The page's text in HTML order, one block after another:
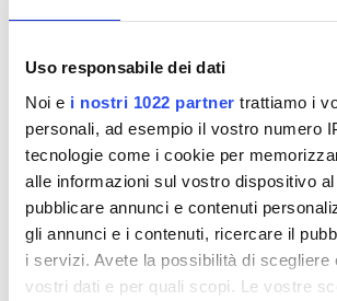
Uso responsabile dei dati
Noi e i nostri 1022 partner trattiamo i
personali, ad esempio il vostro numero
tecnologie come i cookie per
alle informazioni sul vostro dispositivo al
pubblicare annunci e contenuti
gli annunci e i contenuti, ricercare il
i servizi. Avete la possibilità di scegliere
vostri dati e per quali scopi. Le vostre
Psicopatologia del ciclo di vita.
Editore: Milano Mitchell, P.B. & Harvey,
Depression and the older medical
and how to intervene. Maturitas.
10.1016/j.maturitas.2014.05.010
Cornoldi, C., (2001). Psicologia
Editore: Bologna Smarr, K. L.. Keefer
Measures of depression and
symptoms: Beck Depression